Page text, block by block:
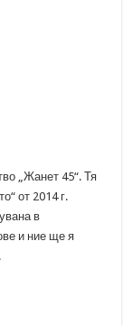
„Жанет 45“. Тя
от 2014 г.
в
и ние ще я